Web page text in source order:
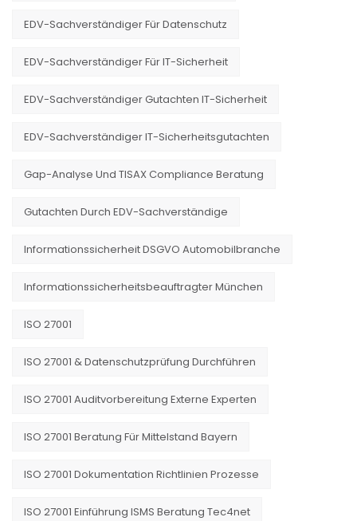
EDV-Sachverständiger Für Datenschutz
EDV-Sachverständiger Für IT-Sicherheit
EDV-Sachverständiger Gutachten IT-Sicherheit
EDV-Sachverständiger IT-Sicherheitsgutachten
Gap-Analyse Und TISAX Compliance Beratung
Gutachten Durch EDV-Sachverständige
Informationssicherheit DSGVO Automobilbranche
Informationssicherheitsbeauftragter München
ISO 27001
ISO 27001 & Datenschutzprüfung Durchführen
ISO 27001 Auditvorbereitung Externe Experten
ISO 27001 Beratung Für Mittelstand Bayern
ISO 27001 Dokumentation Richtlinien Prozesse
ISO 27001 Einführung ISMS Beratung Tec4net